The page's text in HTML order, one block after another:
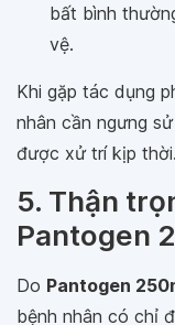
bất bình
vệ.
Khi gặp tác dụng
nhân cần ngưng
được xử trí kịp thời.
5. Thận
Pantogen
Do Pantogen
bệnh nhân có chỉ